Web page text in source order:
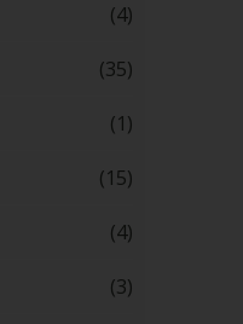
(4)
(35)
(1)
(15)
(4)
(3)